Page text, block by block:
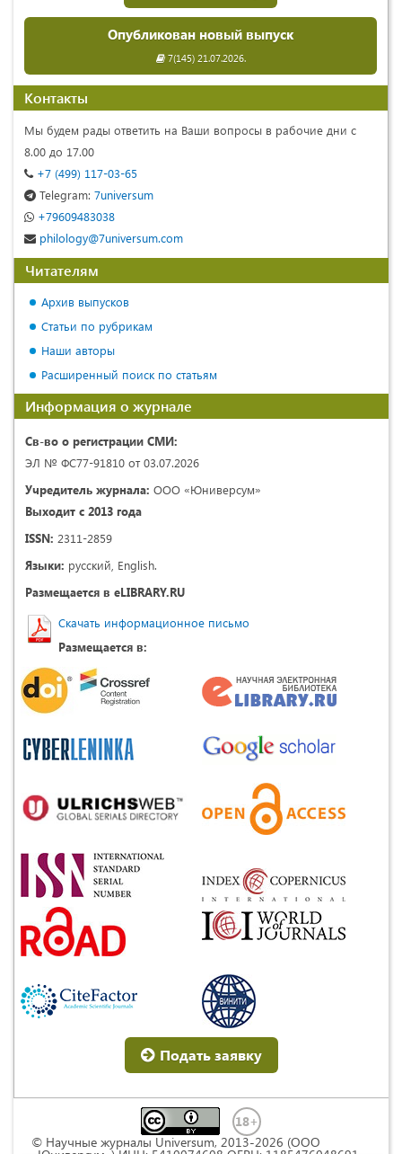
Опубликован новый выпуск
7(145) 21.07.2026.
Контакты
Мы будем рады ответить на Ваши вопросы в рабочие дни с
8.00 до 17.00
+7 (499) 117-03-65
Telegram: 7universum
+79609483038
philology@7universum.com
Читателям
Архив выпусков
Статьи по рубрикам
Наши авторы
Расширенный поиск по статьям
Информация о журнале
Св-во о регистрации СМИ:
ЭЛ № ФС77-91810 от 03.07.2026
Учредитель журнала: ООО «Юниверсум»
Выходит с 2013 года
ISSN: 2311-2859
Языки: русский, English.
Размещается в eLIBRARY.RU
Скачать информационное письмо
Размещается в:
Подать заявку
© Научные журналы Universum, 2013-2026 (ООО